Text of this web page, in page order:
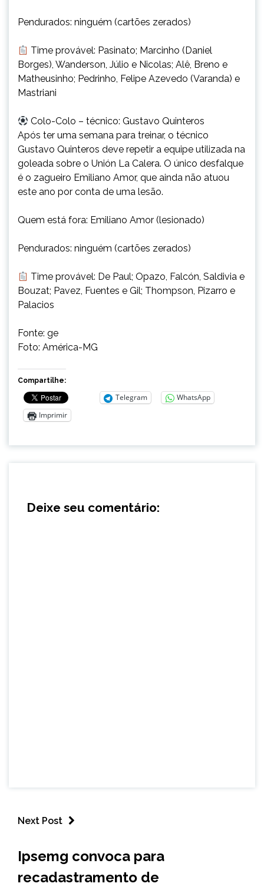
Pendurados: ninguém (cartões zerados)
Time provável: Pasinato; Marcinho (Daniel
Borges), Wanderson, Júlio e Nicolas; Alê, Breno e
Matheusinho; Pedrinho, Felipe Azevedo (Varanda) e
Mastriani
Colo-Colo – técnico: Gustavo Quinteros
Após ter uma semana para treinar, o técnico
Gustavo Quinteros deve repetir a equipe utilizada na
goleada sobre o Unión La Calera. O único desfalque
é o zagueiro Emiliano Amor, que ainda não atuou
este ano por conta de uma lesão.
Quem está fora: Emiliano Amor (lesionado)
Pendurados: ninguém (cartões zerados)
Time provável: De Paul; Opazo, Falcón, Saldivia e
Bouzat; Pavez, Fuentes e Gil; Thompson, Pizarro e
Palacios
Fonte: ge
Foto: América-MG
Compartilhe:
Telegram
WhatsApp
Imprimir
Deixe seu comentário:
Next Post
MINAS
GERAIS
Ipsemg convoca para
recadastramento de